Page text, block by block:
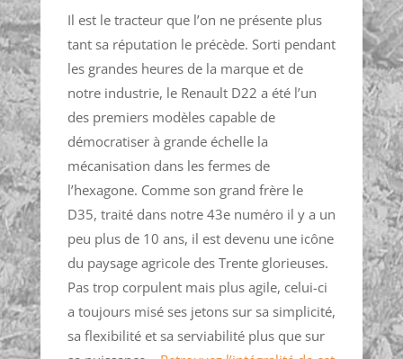
Il est le tracteur que l’on ne présente plus
tant sa réputation le précède. Sorti pendant
les grandes heures de la marque et de
notre industrie, le Renault D22 a été l’un
des premiers modèles capable de
démocratiser à grande échelle la
mécanisation dans les fermes de
l’hexagone. Comme son grand frère le
D35, traité dans notre 43e numéro il y a un
peu plus de 10 ans, il est devenu une icône
du paysage agricole des Trente glorieuses.
Pas trop corpulent mais plus agile, celui-ci
a toujours misé ses jetons sur sa simplicité,
sa flexibilité et sa serviabilité plus que sur